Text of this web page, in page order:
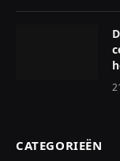
CATEGORIEËN